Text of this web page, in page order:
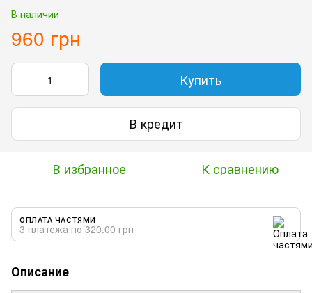
В наличии
960 грн
Купить
В кредит
В избранное К сравнению
ОПЛАТА ЧАСТЯМИ
3 платежа по 320.00 грн
Описание